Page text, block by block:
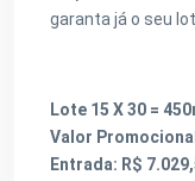
garanta já o seu
Lote 15 X 30 =
Valor
Entrada: R$